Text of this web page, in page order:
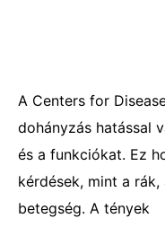
A Centers for
dohányzás hatással
és a funkciókat. Ez
kérdések, mint a
betegség. A tények